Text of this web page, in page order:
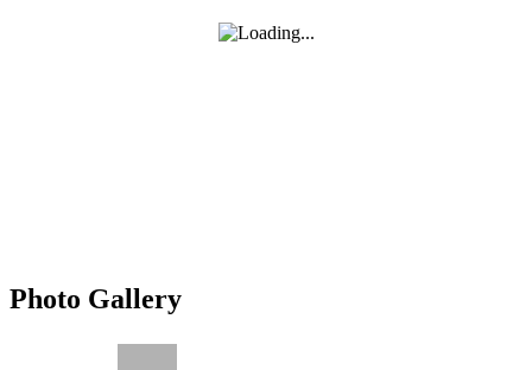
Photo Gallery